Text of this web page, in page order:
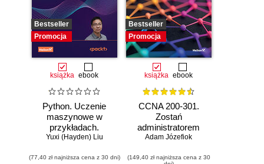
Bestseller
Promocja
książka ebook
Python. Uczenie
maszynowe w
przykładach.
Najlepsze praktyki
zastosowaniach.
Yuxi (Hayden) Liu
(77,40 zł najniższa cena z 30 dni)
Bestseller
Promocja
książka ebook
CCNA 200-301.
Zostań
administratorem
sieci
Cisco. Wydanie II
Adam Józefiok
(149,40 zł najniższa cena z 30